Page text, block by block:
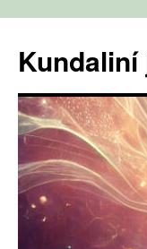
obsahu
webu